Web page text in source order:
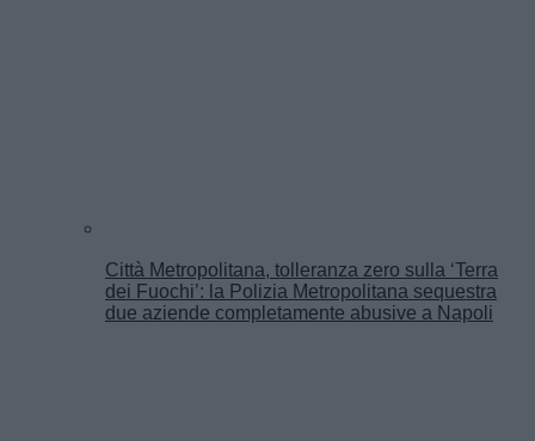
Città Metropolitana, tolleranza zero sulla ‘Terra
dei Fuochi’: la Polizia Metropolitana sequestra
due aziende completamente abusive a Napoli